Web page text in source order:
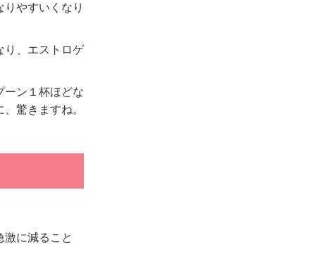
やすいくなり
り、エストロゲ
ーン１杯ほどな
驚きますね。
に減ること